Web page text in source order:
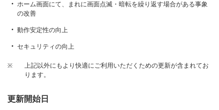
ホーム画面にて、まれに画面点滅・暗転を繰り返す場合がある事象
の改善
動作安定性の向上
セキュリティの向上
※
上記以外にもより快適にご利用いただくための更新が含まれてお
ります。
更新開始日